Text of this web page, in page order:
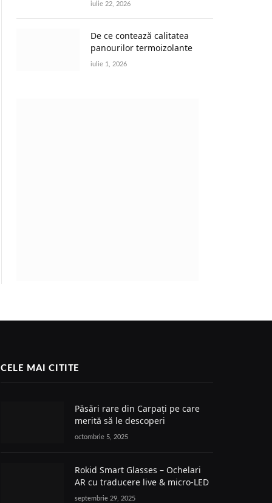
iulie 22, 2026
De ce contează calitatea
panourilor termoizolante
iulie 1, 2026
CELE MAI CITITE
Păsări rare din Carpați pe care
merită să le descoperi
octombrie 5, 2025
Rokid Smart Glasses – Ochelari
AR cu traducere live & micro-LED
septembrie 29, 2025